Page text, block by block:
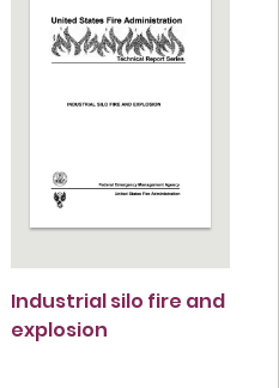
Industrial silo fire and
explosion